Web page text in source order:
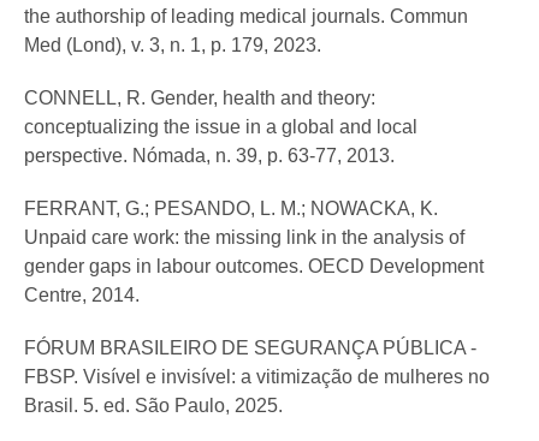
the authorship of leading medical journals. Commun
Med (Lond), v. 3, n. 1, p. 179, 2023.
CONNELL, R. Gender, health and theory:
conceptualizing the issue in a global and local
perspective. Nómada, n. 39, p. 63-77, 2013.
FERRANT, G.; PESANDO, L. M.; NOWACKA, K.
Unpaid care work: the missing link in the analysis of
gender gaps in labour outcomes. OECD Development
Centre, 2014.
FÓRUM BRASILEIRO DE SEGURANÇA PÚBLICA -
FBSP. Visível e invisível: a vitimização de mulheres no
Brasil. 5. ed. São Paulo, 2025.